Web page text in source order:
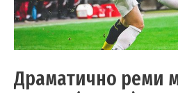
Драматично реми